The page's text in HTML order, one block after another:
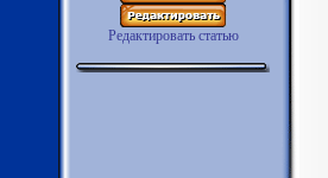
Редактировать статью